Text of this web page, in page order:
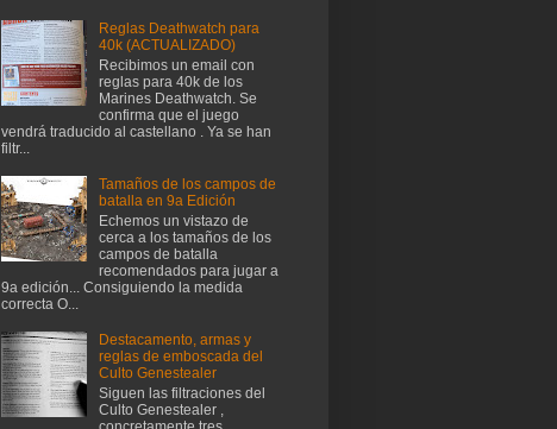
Reglas Deathwatch para
40k (ACTUALIZADO)
Recibimos un email con
reglas para 40k de los
Marines Deathwatch. Se
confirma que el juego
vendrá traducido al castellano . Ya se han
filtr...
Tamaños de los campos de
batalla en 9a Edición
Echemos un vistazo de
cerca a los tamaños de los
campos de batalla
recomendados para jugar a
9a edición... Consiguiendo la medida
correcta O...
Destacamento, armas y
reglas de emboscada del
Culto Genestealer
Siguen las filtraciones del
Culto Genestealer ,